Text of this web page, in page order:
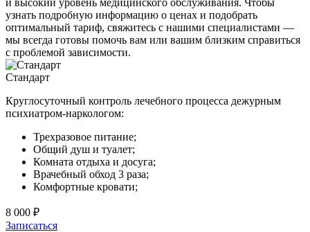
узнать подробную информацию о ценах и подобрать
оптимальный тариф, свяжитесь с нашими специалистами —
мы всегда готовы помочь вам или вашим близким справиться
с проблемой зависимости.
Стандарт
Круглосуточный контроль лечебного процесса дежурным
психиатром-наркологом:
Трехразовое питание;
Общий душ и туалет;
Комната отдыха и досуга;
Врачебный обход 3 раза;
Комфортные кровати;
8 000 ₽
Записаться